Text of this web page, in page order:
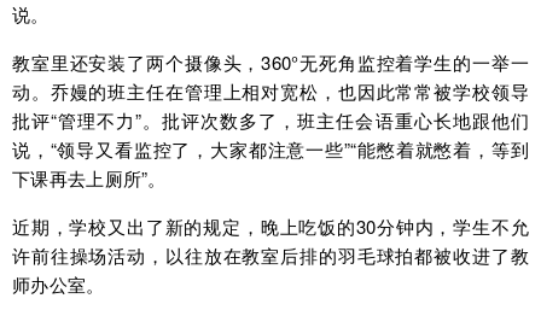
说。
教室里还安装了两个摄像头，360°无死角监控着学生的一举一
动。乔嫚的班主任在管理上相对宽松，也因此常常被学校领导
批评“管理不力”。批评次数多了，班主任会语重心长地跟他们
说，“领导又看监控了，大家都注意一些”“能憋着就憋着，等到
下课再去上厕所”。
近期，学校又出了新的规定，晚上吃饭的30分钟内，学生不允
许前往操场活动，以往放在教室后排的羽毛球拍都被收进了教
师办公室。